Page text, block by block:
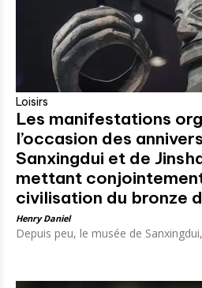
Loisirs
Les manifestations
l’occasion des
Sanxingdui et de
mettant
civilisation du bronze
Henry Daniel
Depuis peu, le musée de